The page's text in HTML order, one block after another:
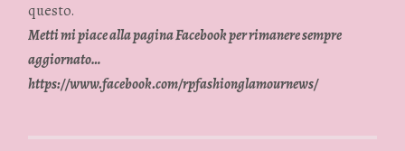
questo.
Metti mi piace alla pagina Facebook per rimanere sempre
aggiornato…
https://www.facebook.com/rpfashionglamournews/